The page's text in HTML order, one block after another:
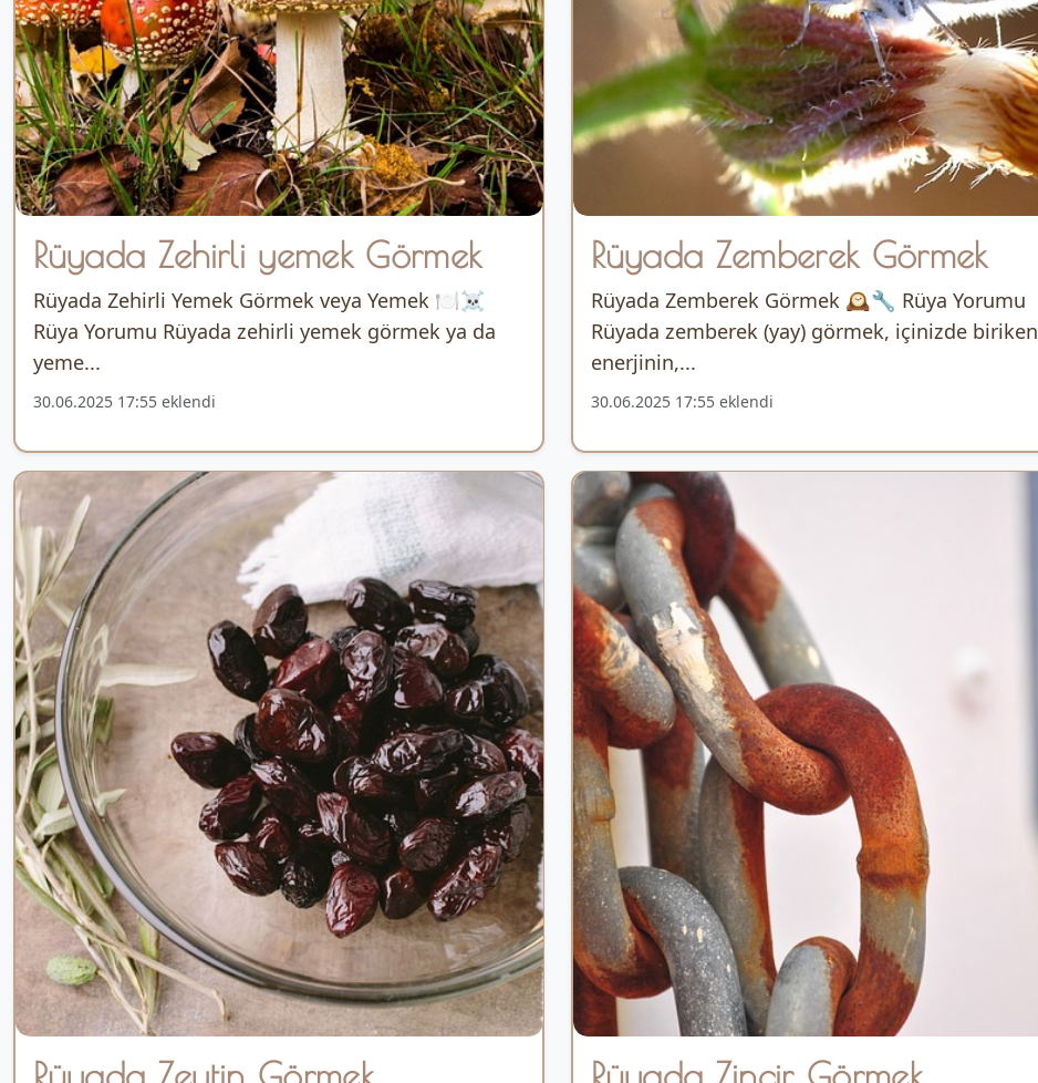
Rüyada Zehirli yemek Görmek
Rüyada Zehirli Yemek Görmek veya Yemek 🍽️☠️
Rüya Yorumu Rüyada zehirli yemek görmek ya da
yeme...
30.06.2025 17:55 eklendi
Rüyada Zemberek Görmek
Rüyada Zemberek Görmek 🕰️🔧 Rüya Yorumu
Rüyada zemberek (yay) görmek, içinizde biriken
enerjinin,...
30.06.2025 17:55 eklendi